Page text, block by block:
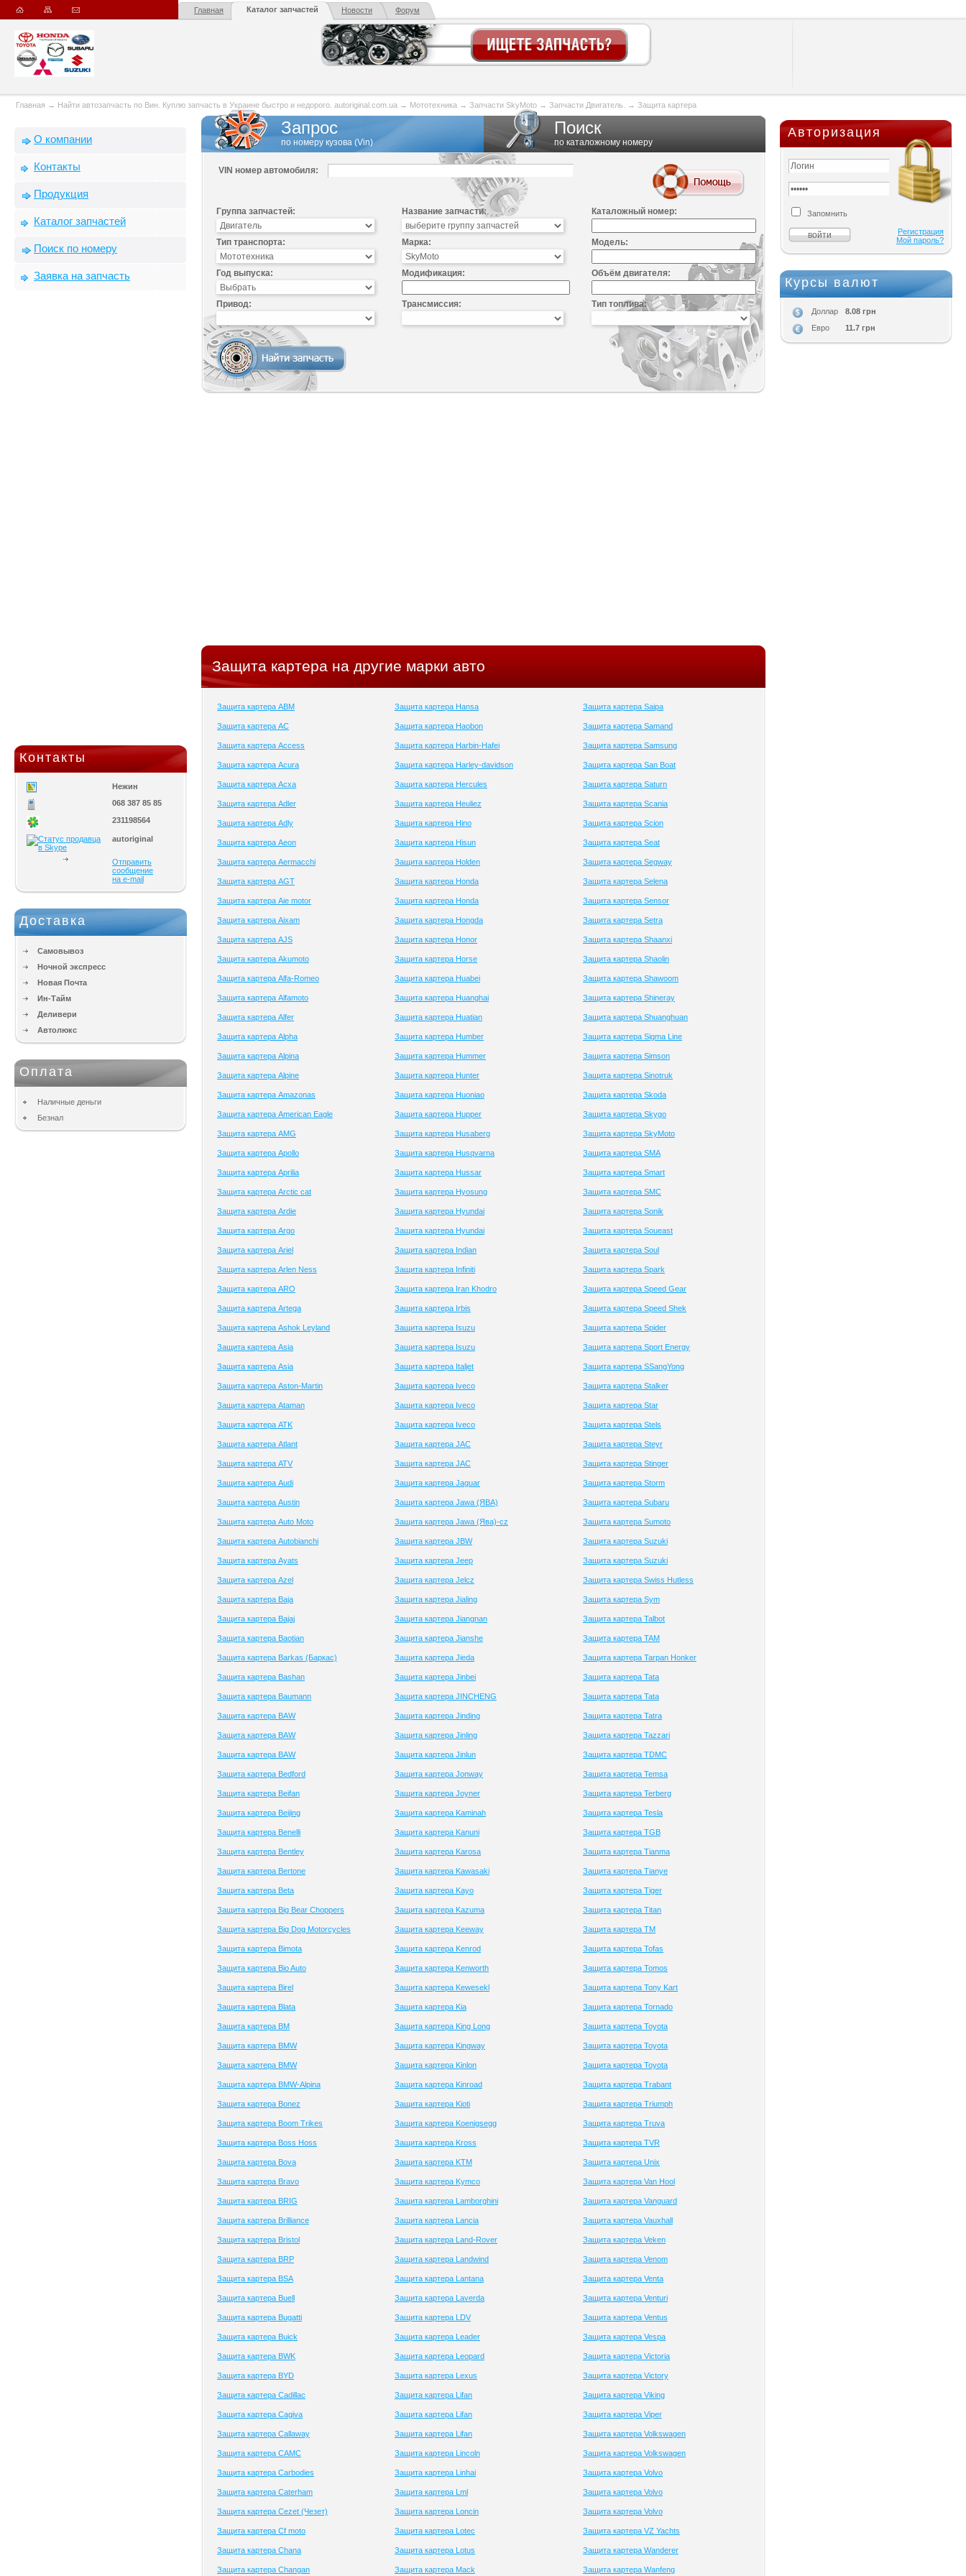
Главная Каталог запчастей Новости Форум
Главная → Найти автозапчасть по Вин. Куплю запчасть в Украине быстро и недорого. autoriginal.com.ua → Мототехника → Запчасти SkyMoto → Запчасти Двигатель. → Защита картера
О компании
Контакты
Продукция
Каталог запчастей
Поиск по номеру
Заявка на запчасть
Контакты
Нежин
068 387 85 85
231198564
autoriginal
Отправить
сообщение
на e-mail
Доставка
Самовывоз
Ночной экспресс
Новая Почта
Ин-Тайм
Деливери
Автолюкс
Оплата
Наличные деньги
Безнал
Запрос
по номеру кузова (Vin)
Поиск
по каталожному номеру
VIN номер автомобиля:
Группа запчастей: Название запчасти: Каталожный номер:
Тип транспорта: Марка: Модель:
Год выпуска: Модификация: Объём двигателя:
Привод: Трансмиссия: Тип топлива:
Защита картера на другие марки авто
Защита картера ABM
Защита картера AC
Защита картера Access
Защита картера Acura
Защита картера Acxa
Защита картера Adler
Защита картера Adly
Защита картера Aeon
Защита картера Aermacchi
Защита картера AGT
Защита картера Aie motor
Защита картера Aixam
Защита картера AJS
Защита картера Akumoto
Защита картера Alfa-Romeo
Защита картера Alfamoto
Защита картера Alfer
Защита картера Alpha
Защита картера Alpina
Защита картера Alpine
Защита картера Amazonas
Защита картера American Eagle
Защита картера AMG
Защита картера Apollo
Защита картера Aprilia
Защита картера Arctic cat
Защита картера Ardie
Защита картера Argo
Защита картера Ariel
Защита картера Arlen Ness
Защита картера ARO
Защита картера Artega
Защита картера Ashok Leyland
Защита картера Asia
Защита картера Asia
Защита картера Aston-Martin
Защита картера Ataman
Защита картера ATK
Защита картера Atlant
Защита картера ATV
Защита картера Audi
Защита картера Austin
Защита картера Auto Moto
Защита картера Autobianchi
Защита картера Ayats
Защита картера Azel
Защита картера Baja
Защита картера Bajaj
Защита картера Baotian
Защита картера Barkas (Баркас)
Защита картера Bashan
Защита картера Baumann
Защита картера BAW
Защита картера BAW
Защита картера BAW
Защита картера Bedford
Защита картера Beifan
Защита картера Beijing
Защита картера Benelli
Защита картера Bentley
Защита картера Bertone
Защита картера Beta
Защита картера Big Bear Choppers
Защита картера Big Dog Motorcycles
Защита картера Bimota
Защита картера Bio Auto
Защита картера Birel
Защита картера Blata
Защита картера BM
Защита картера BMW
Защита картера BMW
Защита картера BMW-Alpina
Защита картера Bonez
Защита картера Boom Trikes
Защита картера Boss Hoss
Защита картера Bova
Защита картера Bravo
Защита картера BRIG
Защита картера Brilliance
Защита картера Bristol
Защита картера BRP
Защита картера BSA
Защита картера Buell
Защита картера Bugatti
Защита картера Buick
Защита картера BWK
Защита картера BYD
Защита картера Cadillac
Защита картера Cagiva
Защита картера Callaway
Защита картера CAMC
Защита картера Carbodies
Защита картера Caterham
Защита картера Cezet (Чезет)
Защита картера Cf moto
Защита картера Chana
Защита картера Changan
Защита картера Hansa
Защита картера Haobon
Защита картера Harbin-Hafei
Защита картера Harley-davidson
Защита картера Hercules
Защита картера Heuliez
Защита картера Hino
Защита картера Hisun
Защита картера Holden
Защита картера Honda
Защита картера Honda
Защита картера Hongda
Защита картера Honor
Защита картера Horse
Защита картера Huabei
Защита картера Huanghai
Защита картера Huatian
Защита картера Humber
Защита картера Hummer
Защита картера Hunter
Защита картера Huoniao
Защита картера Hupper
Защита картера Husaberg
Защита картера Husqvarna
Защита картера Hussar
Защита картера Hyosung
Защита картера Hyundai
Защита картера Hyundai
Защита картера Indian
Защита картера Infiniti
Защита картера Iran Khodro
Защита картера Irbis
Защита картера Isuzu
Защита картера Isuzu
Защита картера Italjet
Защита картера Iveco
Защита картера Iveco
Защита картера Iveco
Защита картера JAC
Защита картера JAC
Защита картера Jaguar
Защита картера Jawa (ЯВА)
Защита картера Jawa (Ява)-cz
Защита картера JBW
Защита картера Jeep
Защита картера Jelcz
Защита картера Jialing
Защита картера Jiangnan
Защита картера Jianshe
Защита картера Jieda
Защита картера Jinbei
Защита картера JINCHENG
Защита картера Jinding
Защита картера Jinling
Защита картера Jinlun
Защита картера Jonway
Защита картера Joyner
Защита картера Kaminah
Защита картера Kanuni
Защита картера Karosa
Защита картера Kawasaki
Защита картера Kayo
Защита картера Kazuma
Защита картера Keeway
Защита картера Kenrod
Защита картера Kenworth
Защита картера Kewesekl
Защита картера Kia
Защита картера King Long
Защита картера Kingway
Защита картера Kinlon
Защита картера Kinroad
Защита картера Kioti
Защита картера Koenigsegg
Защита картера Kross
Защита картера KTM
Защита картера Kymco
Защита картера Lamborghini
Защита картера Lancia
Защита картера Land-Rover
Защита картера Landwind
Защита картера Lantana
Защита картера Laverda
Защита картера LDV
Защита картера Leader
Защита картера Leopard
Защита картера Lexus
Защита картера Lifan
Защита картера Lifan
Защита картера Lifan
Защита картера Lincoln
Защита картера Linhai
Защита картера Lml
Защита картера Loncin
Защита картера Lotec
Защита картера Lotus
Защита картера Mack
Защита картера Saipa
Защита картера Samand
Защита картера Samsung
Защита картера San Boat
Защита картера Saturn
Защита картера Scania
Защита картера Scion
Защита картера Seat
Защита картера Segway
Защита картера Selena
Защита картера Sensor
Защита картера Setra
Защита картера Shaanxi
Защита картера Shaolin
Защита картера Shawoom
Защита картера Shineray
Защита картера Shuanghuan
Защита картера Sigma Line
Защита картера Simson
Защита картера Sinotruk
Защита картера Skoda
Защита картера Skygo
Защита картера SkyMoto
Защита картера SMA
Защита картера Smart
Защита картера SMC
Защита картера Sonik
Защита картера Soueast
Защита картера Soul
Защита картера Spark
Защита картера Speed Gear
Защита картера Speed Shek
Защита картера Spider
Защита картера Sport Energy
Защита картера SSangYong
Защита картера Stalker
Защита картера Star
Защита картера Stels
Защита картера Steyr
Защита картера Stinger
Защита картера Storm
Защита картера Subaru
Защита картера Sumoto
Защита картера Suzuki
Защита картера Suzuki
Защита картера Swiss Hutless
Защита картера Sym
Защита картера Talbot
Защита картера TAM
Защита картера Tarpan Honker
Защита картера Tata
Защита картера Tata
Защита картера Tatra
Защита картера Tazzari
Защита картера TDMC
Защита картера Temsa
Защита картера Terberg
Защита картера Tesla
Защита картера TGB
Защита картера Tianma
Защита картера Tianye
Защита картера Tiger
Защита картера Titan
Защита картера TM
Защита картера Tofas
Защита картера Tomos
Защита картера Tony Kart
Защита картера Tornado
Защита картера Toyota
Защита картера Toyota
Защита картера Toyota
Защита картера Trabant
Защита картера Triumph
Защита картера Truva
Защита картера TVR
Защита картера Unix
Защита картера Van Hool
Защита картера Vanguard
Защита картера Vauxhall
Защита картера Veken
Защита картера Venom
Защита картера Venta
Защита картера Venturi
Защита картера Ventus
Защита картера Vespa
Защита картера Victoria
Защита картера Victory
Защита картера Viking
Защита картера Viper
Защита картера Volkswagen
Защита картера Volkswagen
Защита картера Volvo
Защита картера Volvo
Защита картера Volvo
Защита картера VZ Yachts
Защита картера Wanderer
Защита картера Wanfeng
Авторизация
Запомнить
Регистрация
Мой пароль?
Курсы валют
Доллар
8.08 грн
Евро
11.7 грн